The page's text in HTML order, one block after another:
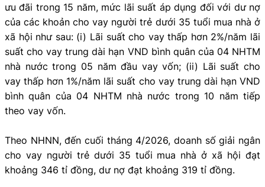
ưu đãi trong 15 năm, mức lãi suất áp dụng đối với dư nợ
của các khoản cho vay người trẻ dưới 35 tuổi mua nhà ở
xã hội như sau: (i) Lãi suất cho vay thấp hơn 2%/năm lãi
suất cho vay trung dài hạn VND bình quân của 04 NHTM
nhà nước trong 05 năm đầu vay vốn; (ii) Lãi suất cho
vay thấp hơn 1%/năm lãi suất cho vay trung dài hạn VND
bình quân của 04 NHTM nhà nước trong 10 năm tiếp
theo vay vốn.
Theo NHNN, đến cuối tháng 4/2026, doanh số giải ngân
cho vay người trẻ dưới 35 tuổi mua nhà ở xã hội đạt
khoảng 346 tỉ đồng, dư nợ đạt khoảng 319 tỉ đồng.